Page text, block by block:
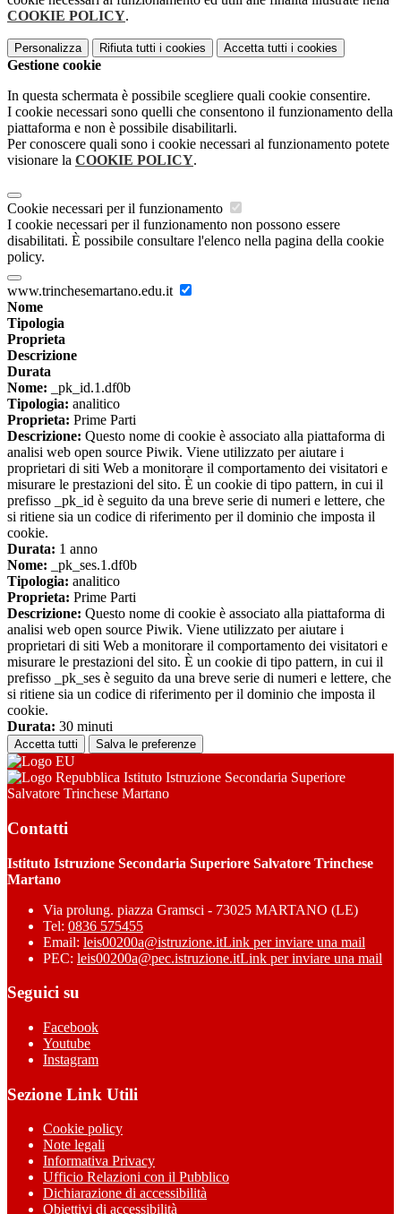
COOKIE POLICY.
Personalizza Rifiuta tutti i cookies Accetta tutti i cookies
Gestione cookie
In questa schermata è possibile scegliere quali cookie consentire.
I cookie necessari sono quelli che consentono il funzionamento della
piattaforma e non è possibile disabilitarli.
Per conoscere quali sono i cookie necessari al funzionamento potete
visionare la COOKIE POLICY.
Cookie necessari per il funzionamento
I cookie necessari per il funzionamento non possono essere
disabilitati. È possibile consultare l'elenco nella pagina della cookie
policy.
www.trinchesemartano.edu.it
Nome
Tipologia
Proprieta
Descrizione
Durata
Nome: _pk_id.1.df0b
Tipologia: analitico
Proprieta: Prime Parti
Descrizione: Questo nome di cookie è associato alla piattaforma di
analisi web open source Piwik. Viene utilizzato per aiutare i
proprietari di siti Web a monitorare il comportamento dei visitatori e
misurare le prestazioni del sito. È un cookie di tipo pattern, in cui il
prefisso _pk_id è seguito da una breve serie di numeri e lettere, che
si ritiene sia un codice di riferimento per il dominio che imposta il
cookie.
Durata: 1 anno
Nome: _pk_ses.1.df0b
Tipologia: analitico
Proprieta: Prime Parti
Descrizione: Questo nome di cookie è associato alla piattaforma di
analisi web open source Piwik. Viene utilizzato per aiutare i
proprietari di siti Web a monitorare il comportamento dei visitatori e
misurare le prestazioni del sito. È un cookie di tipo pattern, in cui il
prefisso _pk_ses è seguito da una breve serie di numeri e lettere, che
si ritiene sia un codice di riferimento per il dominio che imposta il
cookie.
Durata: 30 minuti
Accetta tutti Salva le preferenze
Istituto Istruzione Secondaria Superiore
Salvatore Trinchese Martano
Contatti
Istituto Istruzione Secondaria Superiore Salvatore Trinchese
Martano
Via prolung. piazza Gramsci - 73025 MARTANO (LE)
Tel: 0836 575455
Email: leis00200a@istruzione.itLink per inviare una mail
PEC: leis00200a@pec.istruzione.itLink per inviare una mail
Seguici su
Facebook
Youtube
Instagram
Sezione Link Utili
Cookie policy
Note legali
Informativa Privacy
Ufficio Relazioni con il Pubblico
Dichiarazione di accessibilità
Obiettivi di accessibilità